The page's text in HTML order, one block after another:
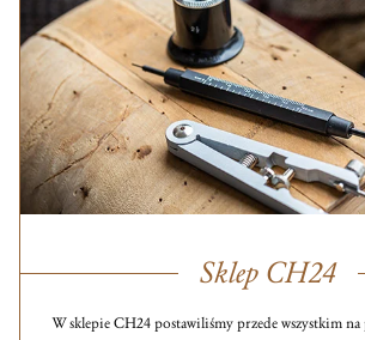
Sklep CH24
W sklepie CH24 postawiliśmy przede wszystkim